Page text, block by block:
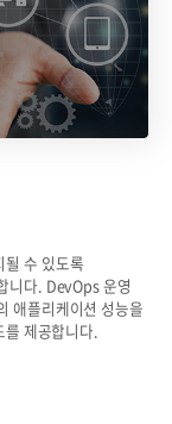
될 수 있도록
니다. DevOps 운영
애플리케이션 성능을
제공합니다.